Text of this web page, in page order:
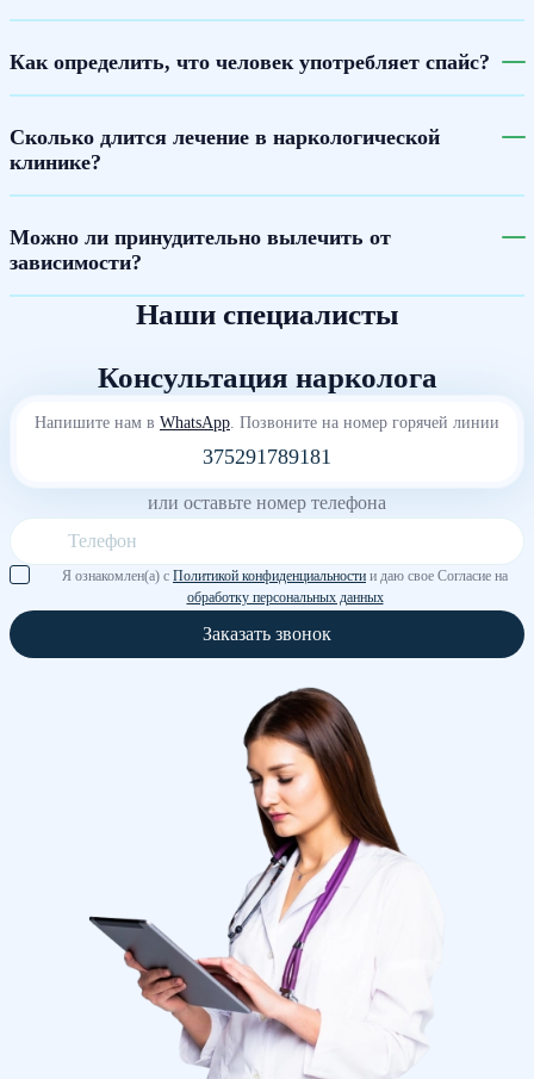
Как определить, что человек употребляет спайс?
Сколько длится лечение в наркологической
клинике?
Можно ли принудительно вылечить от
зависимости?
Наши специалисты
Консультация нарколога
Напишите нам в WhatsApp . Позвоните на номер горячей линии
375291789181
или оставьте номер телефона
Я ознакомлен(а) с Политикой конфиденциальности и даю свое Согласие на
обработку персональных данных
Заказать звонок